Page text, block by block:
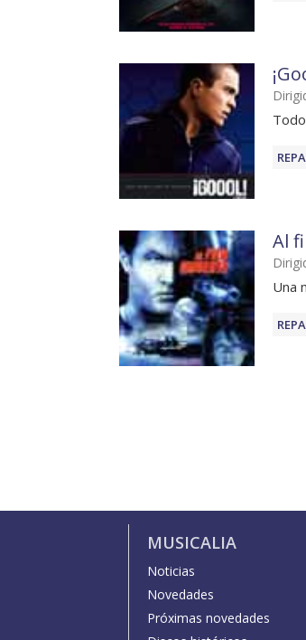
Al
Una
MUSICALIA
Noticias
Novedades
Próximas novedades